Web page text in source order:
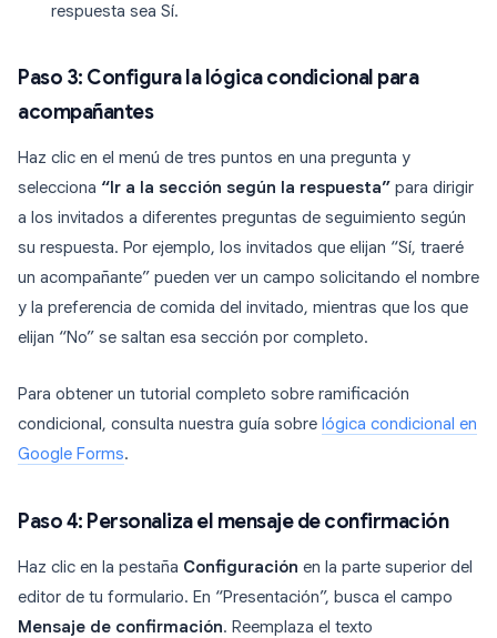
respuesta sea Sí.
Paso 3: Configura la lógica condicional para
acompañantes
Haz clic en el menú de tres puntos en una pregunta y
selecciona “Ir a la sección según la respuesta” para dirigir
a los invitados a diferentes preguntas de seguimiento según
su respuesta. Por ejemplo, los invitados que elijan “Sí, traeré
un acompañante” pueden ver un campo solicitando el nombre
y la preferencia de comida del invitado, mientras que los que
elijan “No” se saltan esa sección por completo.
Para obtener un tutorial completo sobre ramificación
condicional, consulta nuestra guía sobre lógica condicional en
Google Forms.
Paso 4: Personaliza el mensaje de confirmación
Haz clic en la pestaña Configuración en la parte superior del
editor de tu formulario. En “Presentación”, busca el campo
Mensaje de confirmación. Reemplaza el texto